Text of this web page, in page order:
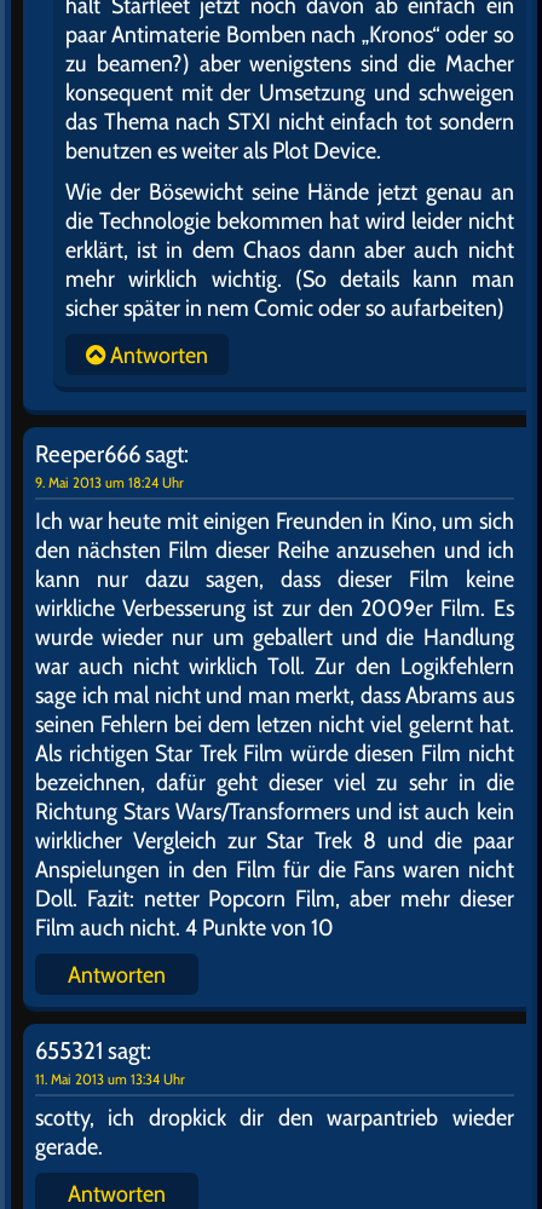
paar Antimaterie Bomben nach „Kronos“ oder so
zu beamen?) aber wenigstens sind die Macher
konsequent mit der Umsetzung und schweigen
das Thema nach STXI nicht einfach tot sondern
benutzen es weiter als Plot Device.
Wie der Bösewicht seine Hände jetzt genau an
die Technologie bekommen hat wird leider nicht
erklärt, ist in dem Chaos dann aber auch nicht
mehr wirklich wichtig. (So details kann man
sicher später in nem Comic oder so aufarbeiten)
Antworten
Reeper666sagt:
9. Mai 2013 um 18:24 Uhr
Ich war heute mit einigen Freunden in Kino, um sich
den nächsten Film dieser Reihe anzusehen und ich
kann nur dazu sagen, dass dieser Film keine
wirkliche Verbesserung ist zur den 2009er Film. Es
wurde wieder nur um geballert und die Handlung
war auch nicht wirklich Toll. Zur den Logikfehlern
sage ich mal nicht und man merkt, dass Abrams aus
seinen Fehlern bei dem letzen nicht viel gelernt hat.
Als richtigen Star Trek Film würde diesen Film nicht
bezeichnen, dafür geht dieser viel zu sehr in die
Richtung Stars Wars/Transformers und ist auch kein
wirklicher Vergleich zur Star Trek 8 und die paar
Anspielungen in den Film für die Fans waren nicht
Doll. Fazit: netter Popcorn Film, aber mehr dieser
Film auch nicht. 4 Punkte von 10
Antworten
655321 sagt:
11. Mai 2013 um 13:34 Uhr
scotty, ich dropkick dir den warpantrieb wieder
gerade.
Antworten